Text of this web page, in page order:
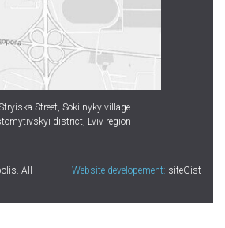
Street, Sokilnyky village
district, Lviv region
All
Website developement: siteGist